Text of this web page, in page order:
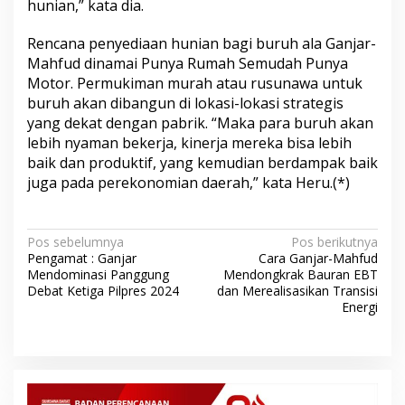
hunian,” kata dia.
Rencana penyediaan hunian bagi buruh ala Ganjar-
Mahfud dinamai Punya Rumah Semudah Punya
Motor. Permukiman murah atau rusunawa untuk
buruh akan dibangun di lokasi-lokasi strategis
yang dekat dengan pabrik. “Maka para buruh akan
lebih nyaman bekerja, kinerja mereka bisa lebih
baik dan produktif, yang kemudian berdampak baik
juga pada perekonomian daerah,” kata Heru.(*)
N
a
v
Pos sebelumnya
Pengamat : Ganjar
Mendominasi Panggung
Debat Ketiga Pilpres 2024
Pos berikutnya
Cara Ganjar-Mahfud
Mendongkrak Bauran EBT
dan Merealisasikan Transisi
Energi